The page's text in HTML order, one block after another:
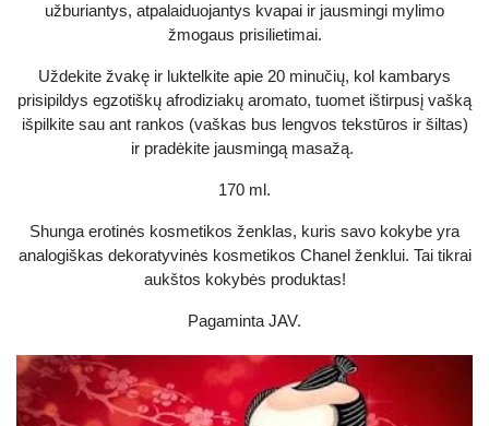
užburiantys, atpalaiduojantys kvapai ir jausmingi mylimo
žmogaus prisilietimai.
Uždekite žvakę ir luktelkite apie 20 minučių, kol kambarys
prisipildys egzotiškų afrodiziakų aromato, tuomet ištirpusį vašką
išpilkite sau ant rankos (vaškas bus lengvos tekstūros ir šiltas)
ir pradėkite jausmingą masažą.
170 ml.
Shunga erotinės kosmetikos ženklas, kuris savo kokybe yra
analogiškas dekoratyvinės kosmetikos Chanel ženklui. Tai tikrai
aukštos kokybės produktas!
Pagaminta JAV.